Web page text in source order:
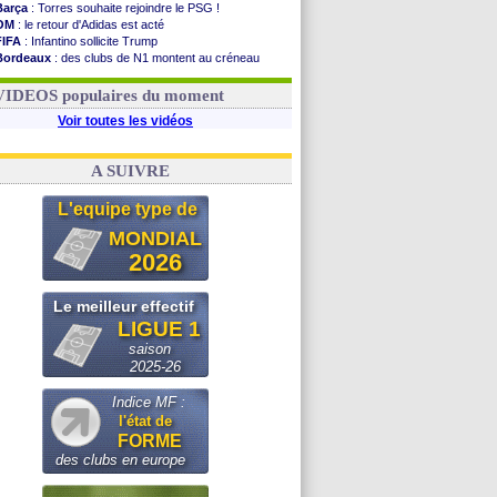
: Torres souhaite rejoindre le PSG !
: le retour d'Adidas est acté
: Infantino sollicite Trump
: des clubs de N1 montent au créneau
: le démenti de Leipzig pour Diomandé
populaires du moment
Voir toutes les vidéos
A SUIVRE
L'equipe type de
MONDIAL
2026
Le meilleur effectif
LIGUE 1
saison
2025-26
Indice MF :
l'état de
FORME
des clubs en europe